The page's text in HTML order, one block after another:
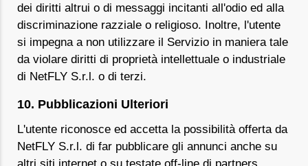
dei diritti altrui o di messaggi incitanti all'odio ed alla
discriminazione razziale o religioso. Inoltre, l'utente
si impegna a non utilizzare il Servizio in maniera tale
da violare diritti di proprietà intellettuale o industriale
di NetFLY S.r.l. o di terzi.
10. Pubblicazioni Ulteriori
L'utente riconosce ed accetta la possibilità offerta da
NetFLY S.r.l. di far pubblicare gli annunci anche su